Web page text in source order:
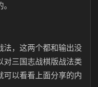
法，这两个都和输出没
对三国志战棋版战法类
可以看看上面分享的内